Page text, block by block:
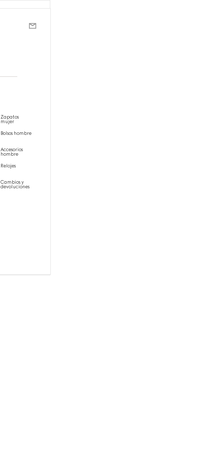
Zapatos
mujer
Bolsos hombre
Accesorios
hombre
Relojes
Cambios y
devoluciones